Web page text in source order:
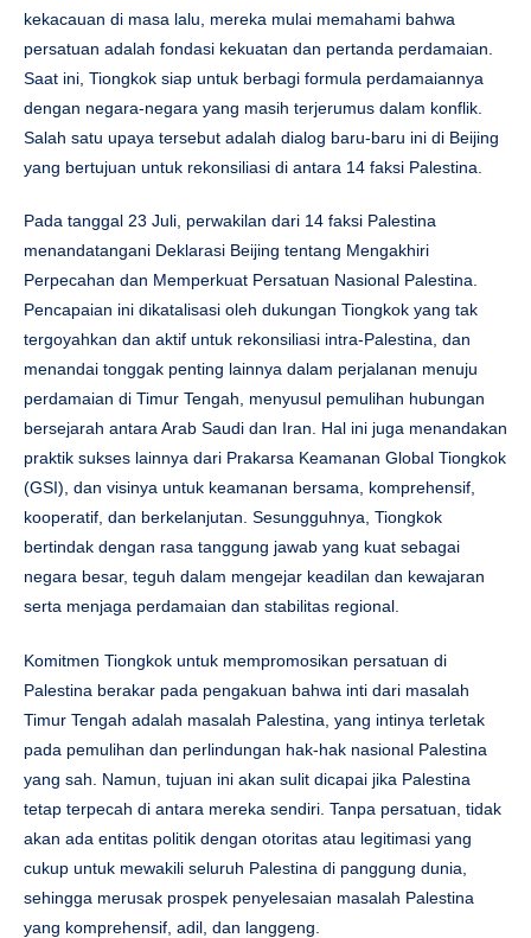
kekacauan di masa lalu, mereka mulai memahami bahwa
persatuan adalah fondasi kekuatan dan pertanda perdamaian.
Saat ini, Tiongkok siap untuk berbagi formula perdamaiannya
dengan negara-negara yang masih terjerumus dalam konflik.
Salah satu upaya tersebut adalah dialog baru-baru ini di Beijing
yang bertujuan untuk rekonsiliasi di antara 14 faksi Palestina.
Pada tanggal 23 Juli, perwakilan dari 14 faksi Palestina
menandatangani Deklarasi Beijing tentang Mengakhiri
Perpecahan dan Memperkuat Persatuan Nasional Palestina.
Pencapaian ini dikatalisasi oleh dukungan Tiongkok yang tak
tergoyahkan dan aktif untuk rekonsiliasi intra-Palestina, dan
menandai tonggak penting lainnya dalam perjalanan menuju
perdamaian di Timur Tengah, menyusul pemulihan hubungan
bersejarah antara Arab Saudi dan Iran. Hal ini juga menandakan
praktik sukses lainnya dari Prakarsa Keamanan Global Tiongkok
(GSI), dan visinya untuk keamanan bersama, komprehensif,
kooperatif, dan berkelanjutan. Sesungguhnya, Tiongkok
bertindak dengan rasa tanggung jawab yang kuat sebagai
negara besar, teguh dalam mengejar keadilan dan kewajaran
serta menjaga perdamaian dan stabilitas regional.
Komitmen Tiongkok untuk mempromosikan persatuan di
Palestina berakar pada pengakuan bahwa inti dari masalah
Timur Tengah adalah masalah Palestina, yang intinya terletak
pada pemulihan dan perlindungan hak-hak nasional Palestina
yang sah. Namun, tujuan ini akan sulit dicapai jika Palestina
tetap terpecah di antara mereka sendiri. Tanpa persatuan, tidak
akan ada entitas politik dengan otoritas atau legitimasi yang
cukup untuk mewakili seluruh Palestina di panggung dunia,
sehingga merusak prospek penyelesaian masalah Palestina
yang komprehensif, adil, dan langgeng.